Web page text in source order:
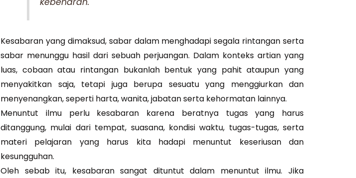
Kesabaran yang dimaksud, sabar dalam menghadapi segala rintangan serta
sabar menunggu hasil dari sebuah perjuangan. Dalam konteks artian yang
luas, cobaan atau rintangan bukanlah bentuk yang pahit ataupun yang
menyakitkan saja, tetapi juga berupa sesuatu yang menggiurkan dan
menyenangkan, seperti harta, wanita, jabatan serta kehormatan lainnya.
Menuntut ilmu perlu kesabaran karena beratnya tugas yang harus
ditanggung, mulai dari tempat, suasana, kondisi waktu, tugas-tugas, serta
materi pelajaran yang harus kita hadapi menuntut keseriusan dan
kesungguhan.
Oleh sebab itu, kesabaran sangat dituntut dalam menuntut ilmu. Jika